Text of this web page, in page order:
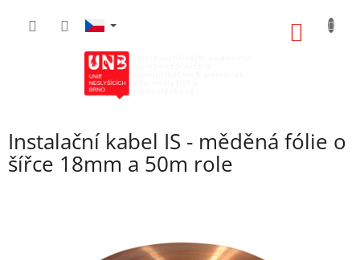
Instalační kabel IS - měděná fólie o
šířce 18mm a 50m role